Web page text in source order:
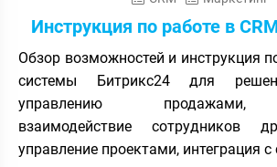
Инструкция по работе в
Обзор возможностей и инструкция
системы Битрикс24 для
управлению продажами,
взаимодействие сотрудников
управление проектами, интеграция с